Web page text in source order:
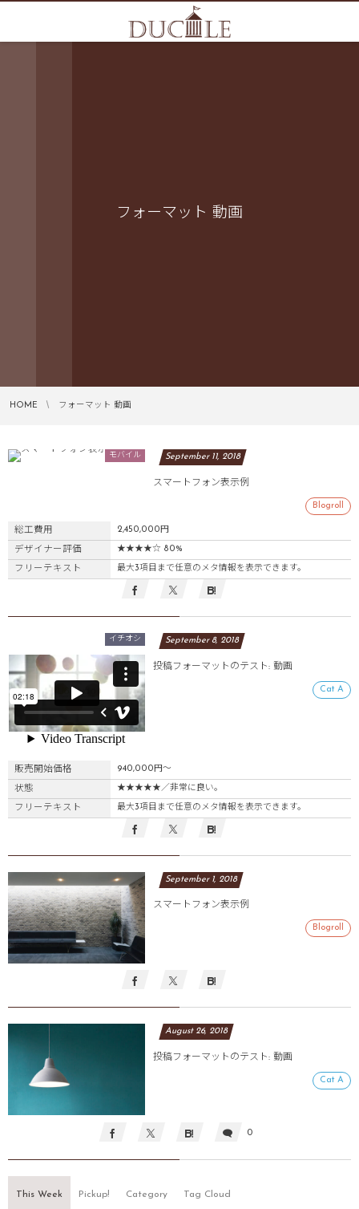
フォーマット 動画
HOME フォーマット 動画
モバイル September 11,2018
スマートフォン表示例
Blogroll
総工費用 2,450,000円
デザイナー評価 ★★★★☆ 80%
フリーテキスト 最大3項目まで任意のメタ情報を表示できます。
イチオシ September 8,2018
投稿フォーマットのテスト: 動画
Cat A
販売開始価格 940,000円〜
状態 ★★★★★／非常に良い。
フリーテキスト 最大3項目まで任意のメタ情報を表示できます。
September 1,2018
スマートフォン表示例
Blogroll
August 26,2018
投稿フォーマットのテスト: 動画
Cat A
0
This Week Pickup! Category Tag Cloud